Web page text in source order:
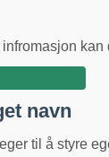
kan
navn
til å styre